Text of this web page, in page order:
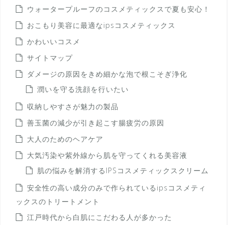
ウォータープルーフのコスメティックスで夏も安心！
おこもり美容に最適なipsコスメティックス
かわいいコスメ
サイトマップ
ダメージの原因をきめ細かな泡で根こそぎ浄化
潤いを守る洗顔を行いたい
収納しやすさが魅力の製品
善玉菌の減少が引き起こす腸疲労の原因
大人のためのヘアケア
大気汚染や紫外線から肌を守ってくれる美容液
肌の悩みを解消するIPSコスメティックスクリーム
安全性の高い成分のみで作られているipsコスメティ
ックスのトリートメント
江戸時代から白肌にこだわる人が多かった